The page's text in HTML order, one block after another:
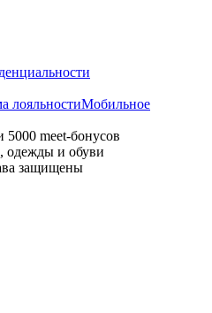
лояльностиМобильное
meet-бонусов
одежды и обуви
защищены